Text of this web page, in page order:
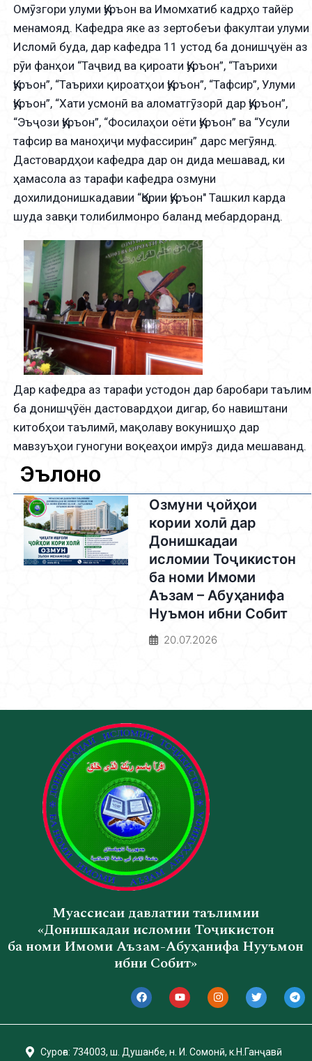
Омӯзгори улуми Қуръон ва Имомхатиб кадрҳо тайёр
менамояд. Кафедра яке аз зертобеъи факултаи улуми
Исломӣ буда, дар кафедра 11 устод ба донишҷуён аз
рӯи фанҳои “Таҷвид ва қироати Қуръон”, “Таърихи
Қуръон”, “Таърихи қироатҳои Қуръон”, “Тафсир”, Улуми
Қуръон”, “Хати усмонӣ ва аломатгӯзорӣ дар Қуръон”,
“Эъҷози Қуръон”, “Фосилаҳои оёти Қуръон” ва “Усули
тафсир ва маноҳиҷи муфассирин” дарс мегӯянд.
Дастовардҳои кафедра дар он дида мешавад, ки
ҳамасола аз тарафи кафедра озмуни
дохилидонишкадавии “Қории Қуръон" Ташкил карда
шуда завқи толибилмонро баланд мебардоранд.
Дар кафедра аз тарафи устодон дар баробари таълим
ба донишҷӯён дастовардҳои дигар, бо навиштани
китобҳои таълимӣ, мақолаву вокунишҳо дар
мавзуъҳои гуногуни воқеаҳои имрӯз дида мешаванд.
Эълонҳо
Озмуни ҷойҳои
кории холӣ дар
Донишкадаи
исломии Тоҷикистон
ба номи Имоми
Аъзам – Абуҳанифа
Нуъмон ибни Собит
20.07.2026
Муассисаи давлатии таълимии
«Донишкадаи исломии Тоҷикистон
ба номи Имоми Аъзам-Абуҳанифа Нууъмон
ибни Собит»
Суроға: 734003, ш. Душанбе, н. И. Сомонӣ, к.Н.Ганҷавӣ